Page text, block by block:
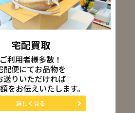
宅配買取
ご利用者様多数！
配便にてお品物を
送りいただければ
をお伝えいたします。
詳しく見る